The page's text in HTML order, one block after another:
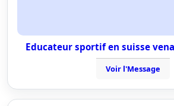
Educateur sportif en suisse
Voir l'Message